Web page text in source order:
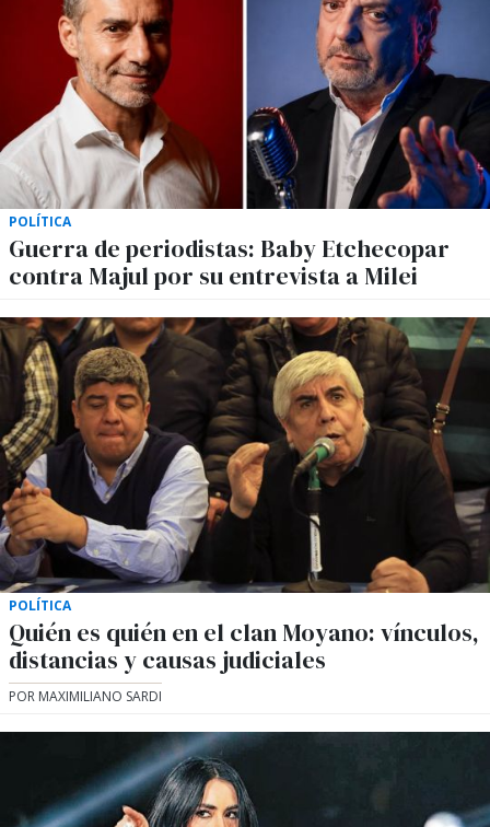
POLÍTICA
Guerra de periodistas: Baby Etchecopar
contra Majul por su entrevista a Milei
POLÍTICA
Quién es quién en el clan Moyano: vínculos,
distancias y causas judiciales
POR MAXIMILIANO SARDI